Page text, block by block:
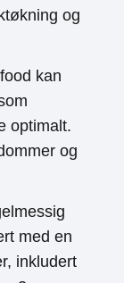
og
kan
optimalt.
og
med en
inkludert